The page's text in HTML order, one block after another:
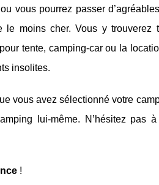
vous pourrez passer
moins cher. Vous y trouverez
tente, camping-car ou la
insolites.
vous avez sélectionné votre
lui-même. N’hésitez pas
!